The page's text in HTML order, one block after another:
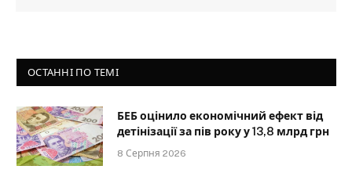
ОСТАННІ ПО ТЕМІ
БЕБ оцінило економічний ефект від
детінізації за пів року у 13,8 млрд грн
8 Серпня 2026